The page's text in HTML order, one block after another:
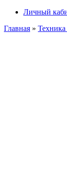
Личный
Главная »